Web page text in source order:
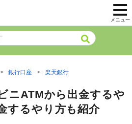
メニュー
銀行口座 楽天銀行
ニATMから出金するや
するやり方も紹介